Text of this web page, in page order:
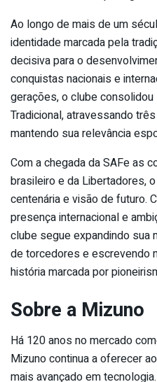
Ao longo de mais de um
identidade marcada pela
decisiva para o
conquistas nacionais e
gerações, o clube
Tradicional, atravessando
mantendo sua relevância
Com a chegada da SAFe as
brasileiro e da Libertadores,
centenária e visão de futuro.
presença internacional e
clube segueexpandindo sua
de torcedores e escrevendo
história marcada por
Sobre a Mizuno
Há 120 anos no mercado
Mizuno continua a oferecer
mais avançado em